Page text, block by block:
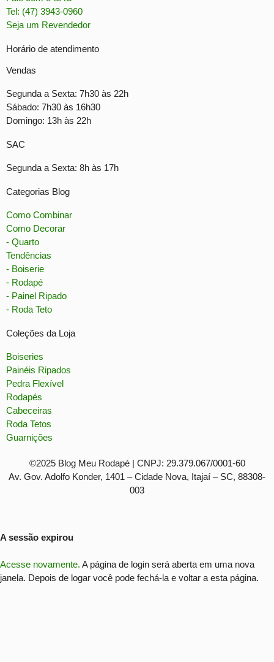
Tel: (47) 3943-0960
Seja um Revendedor
Horário de atendimento
Vendas
Segunda a Sexta: 7h30 às 22h
Sábado: 7h30 às 16h30
Domingo: 13h às 22h
SAC
Segunda a Sexta: 8h às 17h
Categorias Blog
Como Combinar
Como Decorar
- Quarto
Tendências
- Boiserie
- Rodapé
- Painel Ripado
- Roda Teto
Coleções da Loja
Boiseries
Painéis Ripados
Pedra Flexível
Rodapés
Cabeceiras
Roda Tetos
Guarnições
©2025 Blog Meu Rodapé | CNPJ: 29.379.067/0001-60
Av. Gov. Adolfo Konder, 1401 – Cidade Nova, Itajaí – SC, 88308-
003
A sessão expirou
Acesse novamente. A página de login será aberta em uma nova
janela. Depois de logar você pode fechá-la e voltar a esta página.